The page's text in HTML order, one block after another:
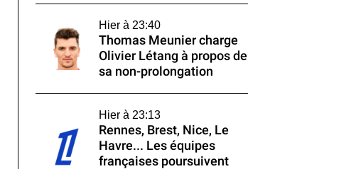
Hier à 23:40
Thomas Meunier charge
Olivier Létang à propos de
sa non-prolongation
Hier à 23:13
Rennes, Brest, Nice, Le
Havre... Les équipes
françaises poursuivent